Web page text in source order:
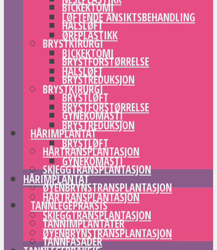
BICKEKTOMI
HALSLØFT
BRYSTKIRURGI
BRYSTFORSTØRRELSE
BRYSTREDUKSJON
BRYSTLØFT
GYNEKOMASTI
HÅRIMPLANTAT
HÅRTRANSPLANTASJON
SKJEGGTRANSPLANTASJON
ØYENBRYNSTRANSPLANTASJON
TANNLEGEPRAKSIS
TANNIMPLANTATER
TANNFASADER
LØFTENDE ANSIKTSBEHANDLING
ØREPLASTIKK
BICKEKTOMI
HALSLØFT
BRYSTKIRURGI
BRYSTFORSTØRRELSE
BRYSTREDUKSJON
BRYSTLØFT
GYNEKOMASTI
HÅRIMPLANTAT
HÅRTRANSPLANTASJON
SKJEGGTRANSPLANTASJON
ØYENBRYNSTRANSPLANTASJON